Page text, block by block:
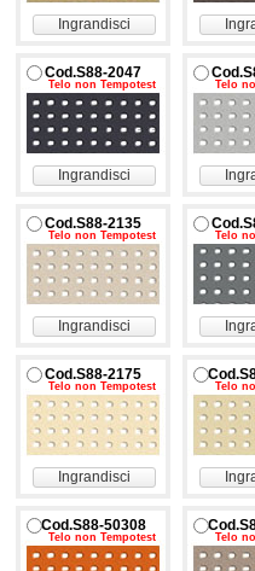
Ingrandisci
Cod.S88-2047
Telo non Tempotest
Ingrandisci
Telo
Cod.S88-2135
Telo non Tempotest
Ingrandisci
Telo
Cod.S88-2175
Telo non Tempotest
Ingrandisci
Telo
Cod.S88-50308
Telo non Tempotest Telo